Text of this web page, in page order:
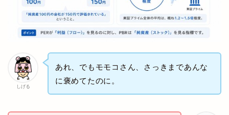
しげる
あれ、でもモモコさん、さっきまであんな
に褒めてたのに。